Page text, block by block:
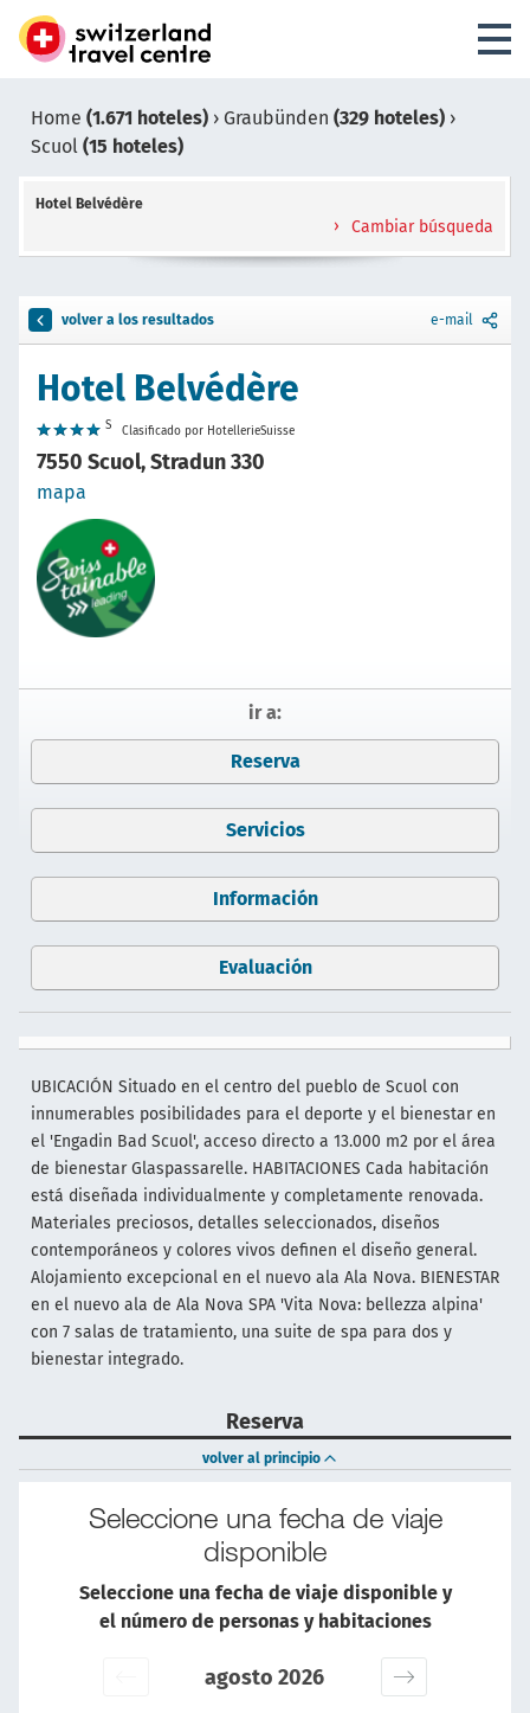
Home (1.671 hoteles) › Graubünden (329 hoteles) ›
Scuol (15 hoteles)
Hotel Belvédère
Cambiar búsqueda
volver a los resultados e-mail
Hotel Belvédère
S Clasificado por HotellerieSuisse
7550 Scuol, Stradun 330
mapa
ir a:
Reserva
Servicios
Información
Evaluación
UBICACIÓN Situado en el centro del pueblo de Scuol con
innumerables posibilidades para el deporte y el bienestar en
el 'Engadin Bad Scuol', acceso directo a 13.000 m2 por el área
de bienestar Glaspassarelle. HABITACIONES Cada habitación
está diseñada individualmente y completamente renovada.
Materiales preciosos, detalles seleccionados, diseños
contemporáneos y colores vivos definen el diseño general.
Alojamiento excepcional en el nuevo ala Ala Nova. BIENESTAR
en el nuevo ala de Ala Nova SPA 'Vita Nova: bellezza alpina'
con 7 salas de tratamiento, una suite de spa para dos y
bienestar integrado.
Reserva
volver al principio
Seleccione una fecha de viaje
disponible
Seleccione una fecha de viaje disponible y
el número de personas y habitaciones
agosto 2026